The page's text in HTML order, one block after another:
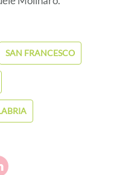
SAN FRANCESCO